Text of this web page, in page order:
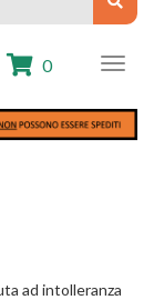
0 prodotti
inseriti
ad intolleranza